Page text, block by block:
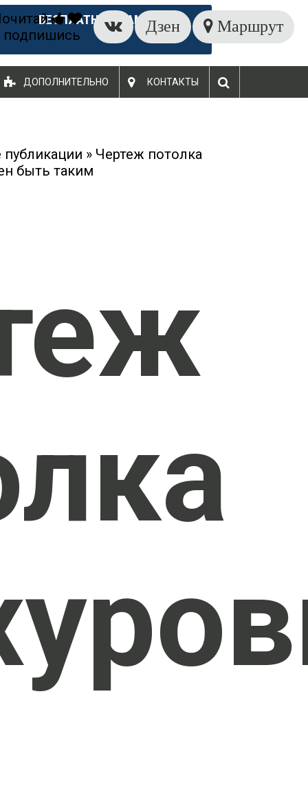
БЕСПЛАТНЫЙ ЗАМЕР
ДОПОЛНИТЕЛЬНО КОНТАКТЫ
подпишись
Дзен Маршрут
» Чертеж потолка
быть таким